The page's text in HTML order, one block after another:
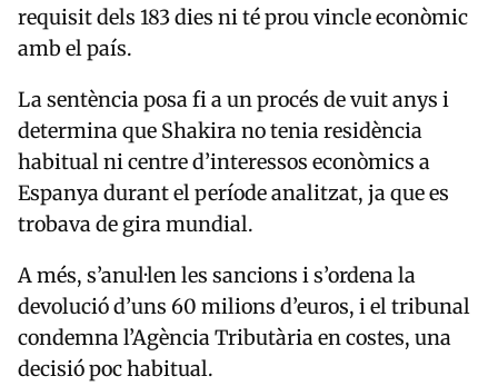
requisit dels 183 dies ni té prou vincle econòmic
amb el país.
La sentència posa fi a un procés de vuit anys i
determina que Shakira no tenia residència
habitual ni centre d’interessos econòmics a
Espanya durant el període analitzat, ja que es
trobava de gira mundial.
A més, s’anul·len les sancions i s’ordena la
devolució d’uns 60 milions d’euros, i el tribunal
condemna l’Agència Tributària en costes, una
decisió poc habitual.